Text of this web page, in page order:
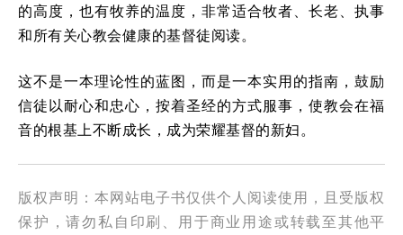
的高度，也有牧养的温度，非常适合牧者、长老、执事
和所有关心教会健康的基督徒阅读。
这不是一本理论性的蓝图，而是一本实用的指南，鼓励
信徒以耐心和忠心，按着圣经的方式服事，使教会在福
音的根基上不断成长，成为荣耀基督的新妇。
版权声明：本网站电子书仅供个人阅读使用，且受版权
保护，请勿私自印刷、用于商业用途或转载至其他平